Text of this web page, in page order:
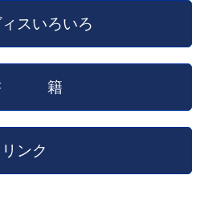
スいろいろ
籍
リンク